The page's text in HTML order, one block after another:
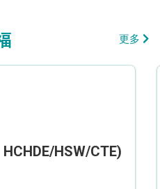
更多
HSW/CTE)